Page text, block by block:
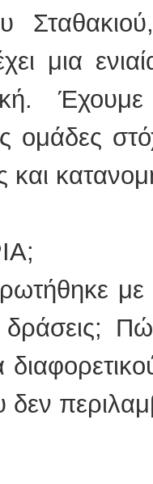
μια
ομάδες
και
με
δράσεις;